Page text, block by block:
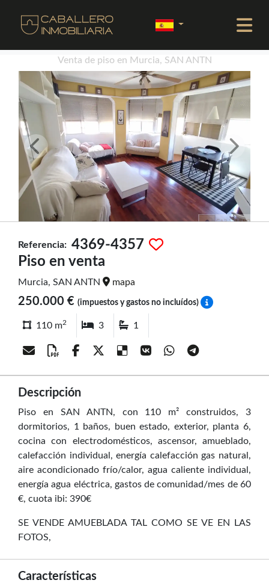
Venta de piso en Murcia, SAN ANTN
Referencia: 4369-4357
Piso en venta
Murcia, SAN ANTN mapa
250.000 € (impuestos y gastos no incluídos)
110 m2 3 1
Descripción
Piso en SAN ANTN, con 110 m² construidos, 3
dormitorios, 1 baños, buen estado, exterior, planta 6,
cocina con electrodomésticos, ascensor, amueblado,
calefacción individual, energía calefacción gas natural,
aire acondicionado frío/calor, agua caliente individual,
energía agua eléctrica, gastos de comunidad/mes de 60
€, cuota ibi: 390€
SE VENDE AMUEBLADA TAL COMO SE VE EN LAS
FOTOS,
Características